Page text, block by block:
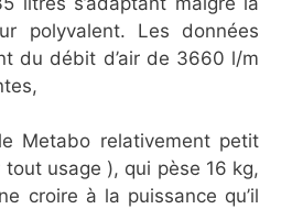
polyvalent. Les données
du débit d’air de 3660 l/m
Metabo relativement petit
usage ), qui pèse 16 kg,
croire à la puissance qu’il